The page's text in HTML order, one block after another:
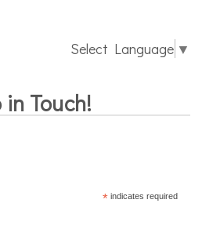
Select Language ▼
in Touch!
*indicates required